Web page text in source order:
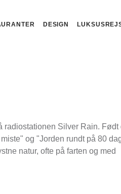
DESIGN
radiostationen Silver Rain. Født
og "Jorden rundt på 80
natur, ofte på farten og med